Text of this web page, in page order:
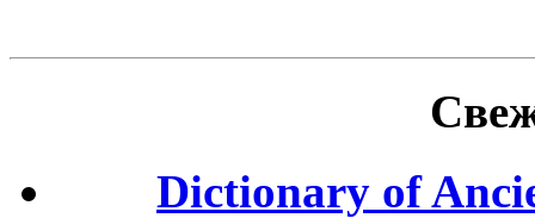
Dictionary of